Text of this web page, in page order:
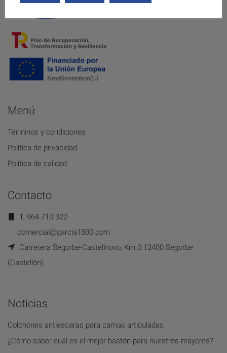
Menú
Términos y condiciones
Política de privacidad
Política de calidad
Contacto
T. 964 710 322
comercial@garcia1880.com
Carretera Segorbe-Castellnovo, Km.0 12400 Segorbe
(Castellón)
Noticias
Colchones antiescaras para camas articuladas
¿Cómo saber cuál es el mejor bastón para nuestros mayores?